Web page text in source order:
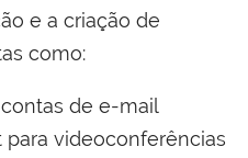
e a criação de
como:
de e-mail
para videoconferências